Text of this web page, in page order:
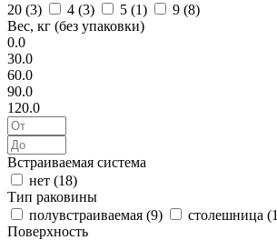
20 (3) 4 (3) 5 (1) 9 (8)
Вес, кг (без упаковки)
0.0
30.0
60.0
90.0
120.0
Встраиваемая система
нет (18)
Тип раковины
полувстраиваемая (9) столешница (1
Поверхность